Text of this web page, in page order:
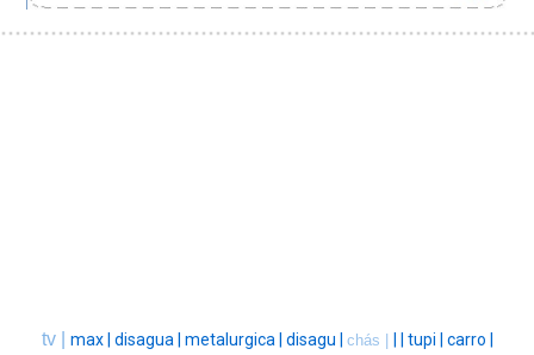
tv | max | disagua | metalurgica | disagu | chás | | | tupi | carro |